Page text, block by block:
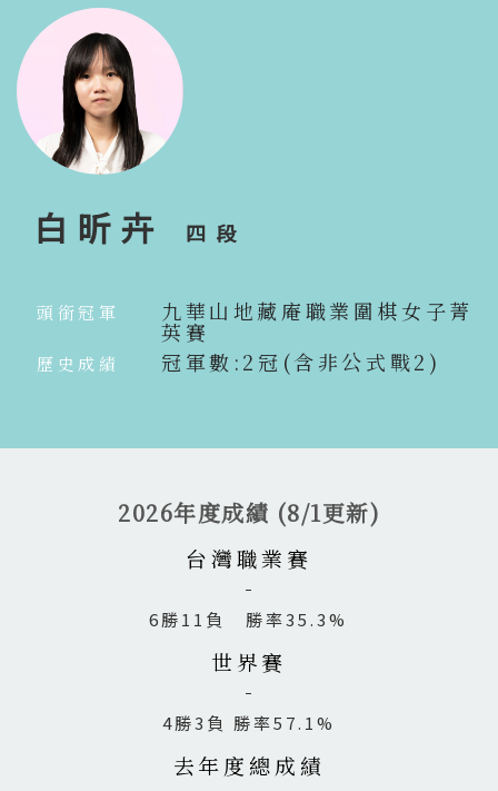
白昕卉 四段
頭銜冠軍 九華山地藏庵職業圍棋女子菁
英賽
歷史成績 冠軍數:2冠(含非公式戰2)
2026年度成績 (8/1更新)
台灣職業賽
6勝11負 勝率35.3%
世界賽
4勝3負 勝率57.1%
去年度總成績